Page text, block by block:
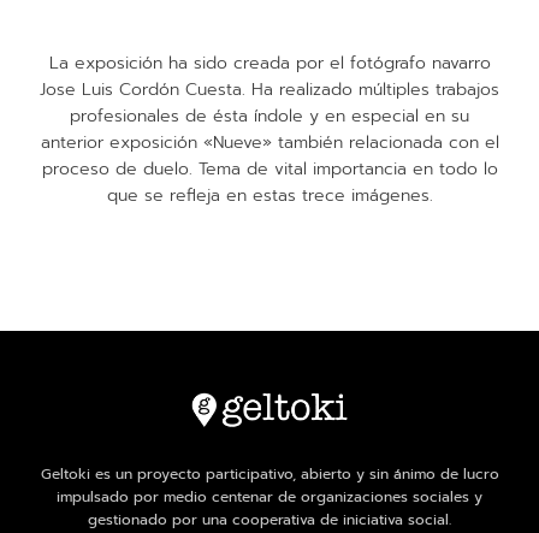
La exposición ha sido creada por el fotógrafo navarro
Jose Luis Cordón Cuesta. Ha realizado múltiples trabajos
profesionales de ésta índole y en especial en su
anterior exposición «Nueve» también relacionada con el
proceso de duelo. Tema de vital importancia en todo lo
que se refleja en estas trece imágenes.
Geltoki es un proyecto participativo, abierto y sin ánimo de lucro
impulsado por medio centenar de organizaciones sociales y
gestionado por una cooperativa de iniciativa social.